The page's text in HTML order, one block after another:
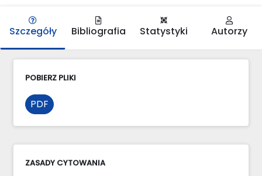
Szczegóły Bibliografia Statystyki Autorzy
POBIERZ PLIKI
PDF
ZASADY CYTOWANIA